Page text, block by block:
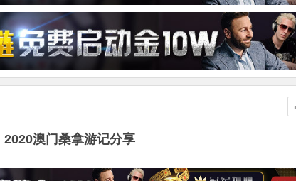
2020澳门桑拿游记分享